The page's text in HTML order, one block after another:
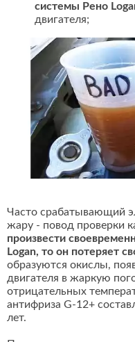
системы Рено
двигателя;
Часто срабатывающий
жару - повод проверки
произвести
Logan, то он потеряет
образуются окислы,
двигателя в жаркую
отрицательных
антифриза G-12+
лет.